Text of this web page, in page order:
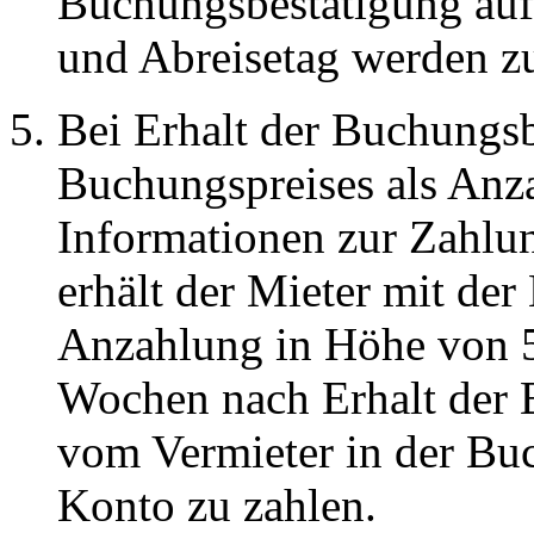
und Abreisetag werden
Bei Erhalt der
Buchungspreises als
Informationen zur
erhält der Mieter mit der
Anzahlung in Höhe von
Wochen nach Erhalt der
vom Vermieter in der
Konto zu zahlen.